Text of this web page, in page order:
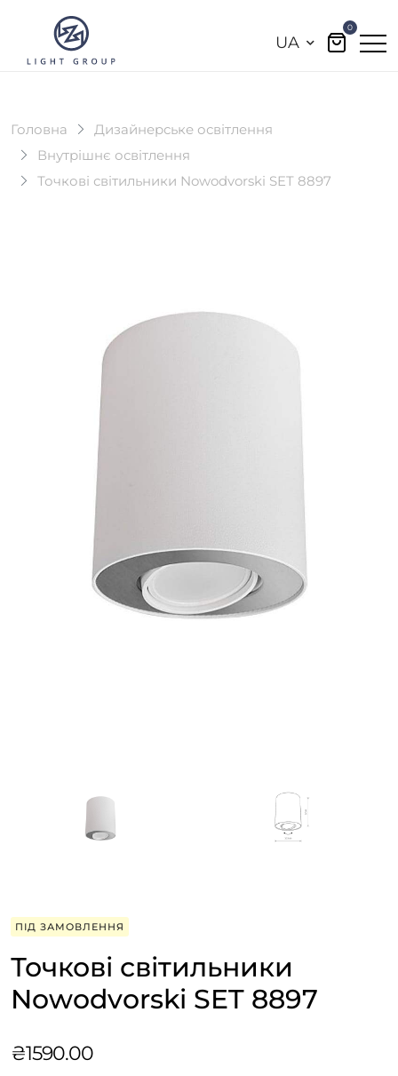
UA
0
Головна
Дизайнерське освітлення
Внутрішнє освітлення
Точкові світильники Nowodvorski SET 8897
ПІД ЗАМОВЛЕННЯ
Точкові світильники
Nowodvorski SET 8897
₴1590.00